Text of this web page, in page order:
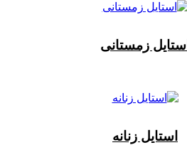
استایل زمستانی
استایل زنانه